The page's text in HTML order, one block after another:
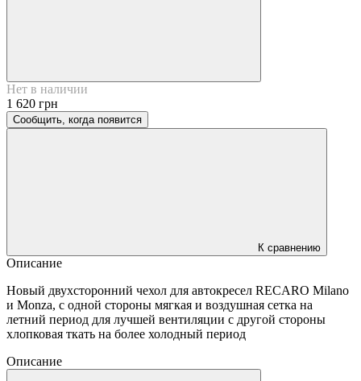
Нет в наличии
1 620 грн
Сообщить, когда появится
К сравнению
Описание
Новый двухсторонний чехол для автокресел RECARO Milano
и Monza, с одной стороны мягкая и воздушная сетка на
летний период для лучшей вентиляции с другой стороны
хлопковая ткать на более холодный период
Описание